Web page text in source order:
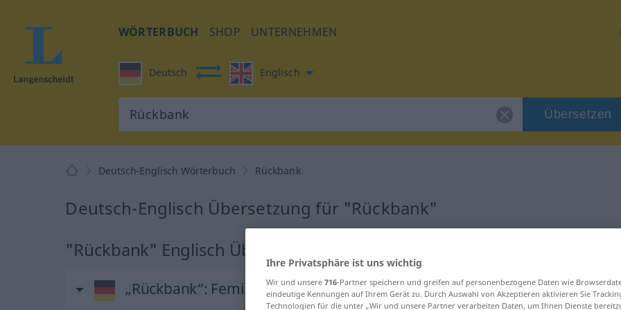
WÖRTERBUCH SHOP UNTERNEHMEN
Deutsch Englisch
Übersetzen
Deutsch-Englisch Wörterbuch Rückbank
Deutsch-Englisch Übersetzung für "Rückbank"
"Rückbank" Englisch Übersetzung
„Rückbank“: Femininum
Ihre Privatsphäre ist uns wichtig
Wir und unsere 716-Partner speichern und greifen auf personenbezogene Daten wie
eindeutige Kennungen auf Ihrem Gerät zu. Durch Auswahl von Akzeptieren aktivieren Sie
Technologien für die unter „Wir und unsere Partner verarbeiten Daten, um Ihnen Dienste